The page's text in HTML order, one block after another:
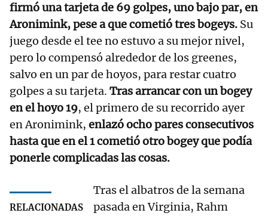
firmó una tarjeta de 69 golpes, uno bajo par, en
Aronimink, pese a que cometió tres bogeys. Su
juego desde el tee no estuvo a su mejor nivel,
pero lo compensó alrededor de los greenes,
salvo en un par de hoyos, para restar cuatro
golpes a su tarjeta. Tras arrancar con un bogey
en el hoyo 19, el primero de su recorrido ayer
en Aronimink, enlazó ocho pares consecutivos
hasta que en el 1 cometió otro bogey que podía
ponerle complicadas las cosas.
RELACIONADAS
Tras el albatros de la semana
pasada en Virginia, Rahm